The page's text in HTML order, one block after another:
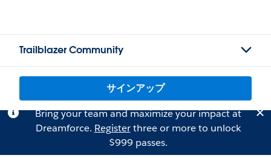
Trailblazer Community
サインアップ
Bring your team and maximize your impact at
Dreamforce. Registerthree or more to unlock
$999 passes.